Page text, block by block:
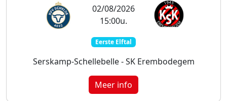
02/08/2026
15:00u.
Eerste Elftal
Serskamp-Schellebelle - SK Erembodegem
Meer info